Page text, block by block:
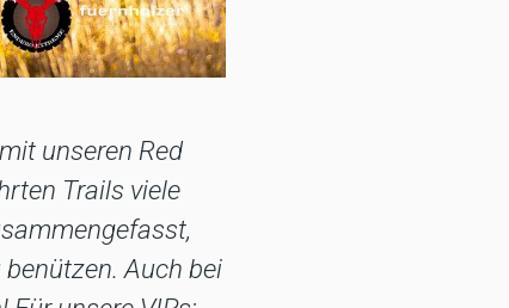
unseren Red
Trails viele
Auch bei